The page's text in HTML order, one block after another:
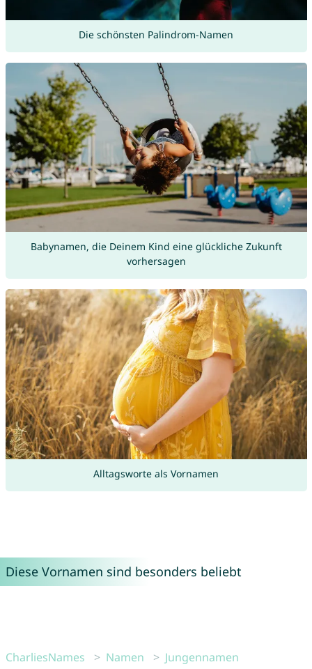
Die schönsten Palindrom-Namen
Babynamen, die Deinem Kind eine glückliche Zukunft
vorhersagen
Alltagsworte als Vornamen
Diese Vornamen sind besonders beliebt
CharliesNames Namen
Jungennamen